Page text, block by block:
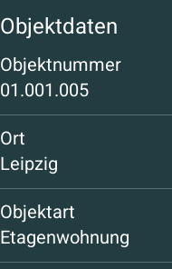
Objektdaten
Objektnummer
01.001.005
Ort
Leipzig
Objektart
Etagenwohnung